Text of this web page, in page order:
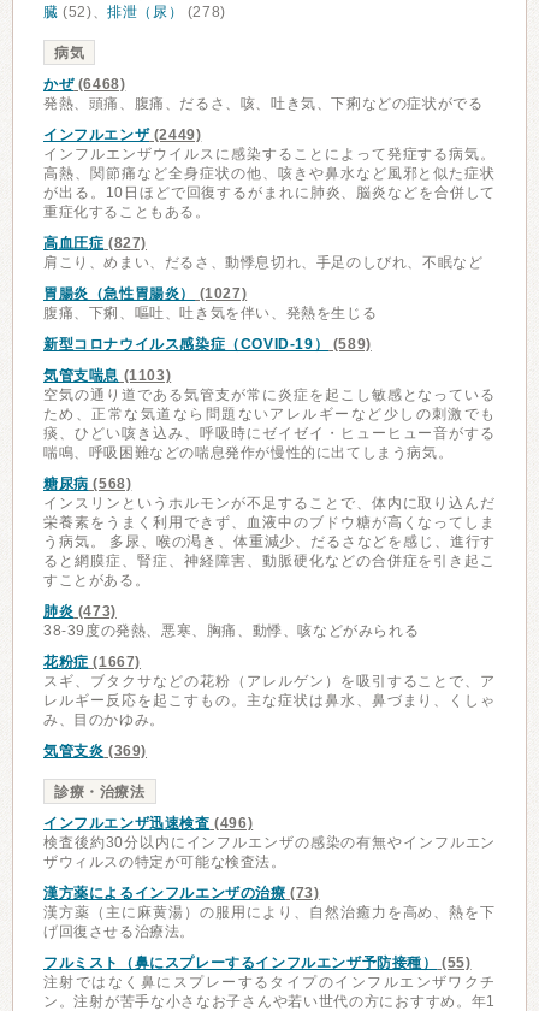
臓 (52)、排泄（尿） (278)
病気
かぜ(6468)
発熱、頭痛、腹痛、だるさ、咳、吐き気、下痢などの症状がでる
インフルエンザ(2449)
インフルエンザウイルスに感染することによって発症する病気。
高熱、関節痛など全身症状の他、咳きや鼻水など風邪と似た症状
が出る。10日ほどで回復するがまれに肺炎、脳炎などを合併して
重症化することもある。
高血圧症 (827)
肩こり、めまい、だるさ、動悸息切れ、手足のしびれ、不眠など
胃腸炎（急性胃腸炎）
(1027)
腹痛、下痢、嘔吐、吐き気を伴い、発熱を生じる
新型コロナウイルス感染症（COVID-19）
(589)
気管支喘息 (1103)
空気の通り道である気管支が常に炎症を起こし敏感となっている
ため、正常な気道なら問題ないアレルギーなど少しの刺激でも
痰、ひどい咳き込み、呼吸時にゼイゼイ・ヒューヒュー音がする
喘鳴、呼吸困難などの喘息発作が慢性的に出てしまう病気。
糖尿病 (568)
インスリンというホルモンが不足することで、体内に取り込んだ
栄養素をうまく利用できず、血液中のブドウ糖が高くなってしま
う病気。 多尿、喉の渇き、体重減少、だるさなどを感じ、進行す
ると網膜症、腎症、神経障害、動脈硬化などの合併症を引き起こ
すことがある。
肺炎 (473)
38-39度の発熱、悪寒、胸痛、動悸、咳などがみられる
花粉症 (1667)
スギ、ブタクサなどの花粉（アレルゲン）を吸引することで、ア
レルギー反応を起こすもの。主な症状は鼻水、鼻づまり、くしゃ
み、目のかゆみ。
気管支炎 (369)
診療・治療法
インフルエンザ迅速検査 (496)
検査後約30分以内にインフルエンザの感染の有無やインフルエン
ザウィルスの特定が可能な検査法。
漢方薬によるインフルエンザの治療 (73)
漢方薬（主に麻黄湯）の服用により、自然治癒力を高め、熱を下
げ回復させる治療法。
フルミスト（鼻にスプレーするインフルエンザ予防接種）
(55)
注射ではなく鼻にスプレーするタイプのインフルエンザワクチ
ン。注射が苦手な小さなお子さんや若い世代の方におすすめ。年1